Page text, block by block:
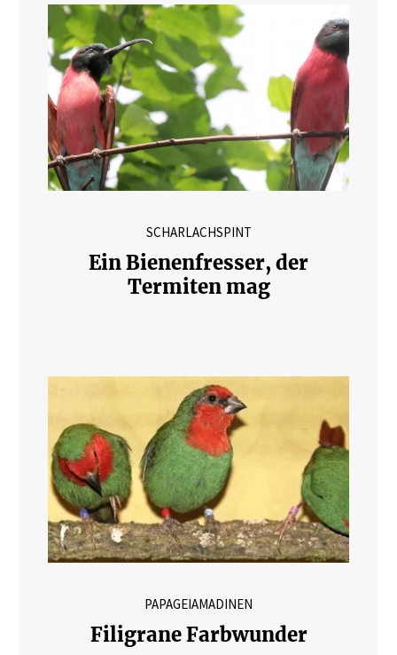
SCHARLACHSPINT
Ein Bienenfresser, der
Termiten mag
PAPAGEIAMADINEN
Filigrane Farbwunder